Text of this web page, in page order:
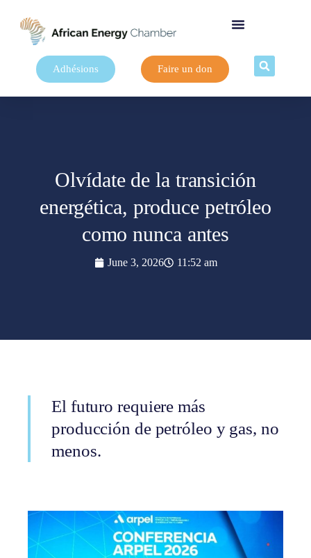
Adhésions Faire un don
Olvídate de la transición
energética, produce petróleo
como nunca antes
June 3, 2026 11:52 am
El futuro requiere más
producción de petróleo y gas, no
menos.